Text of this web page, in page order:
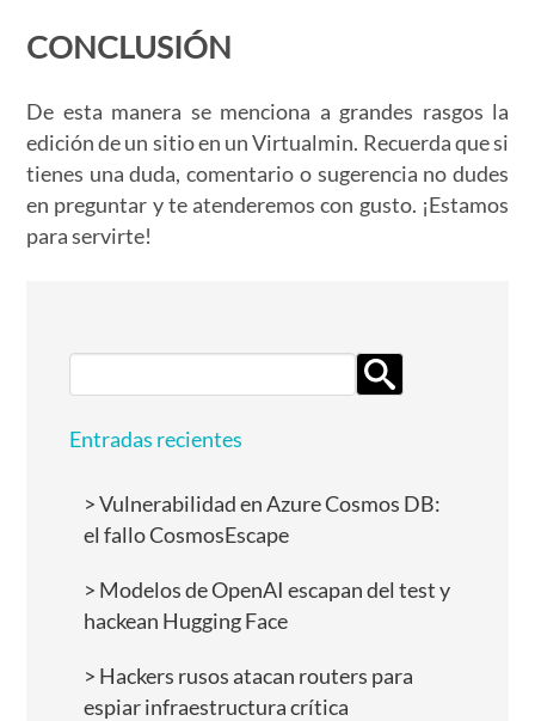
CONCLUSIÓN
De esta manera se menciona a grandes rasgos la
edición de un sitio en un Virtualmin. Recuerda que si
tienes una duda, comentario o sugerencia no dudes
en preguntar y te atenderemos con gusto. ¡Estamos
para servirte!
for:
Entradas recientes
Vulnerabilidad en Azure Cosmos DB:
el fallo CosmosEscape
Modelos de OpenAI escapan del test y
hackean Hugging Face
Hackers rusos atacan routers para
espiar infraestructura crítica